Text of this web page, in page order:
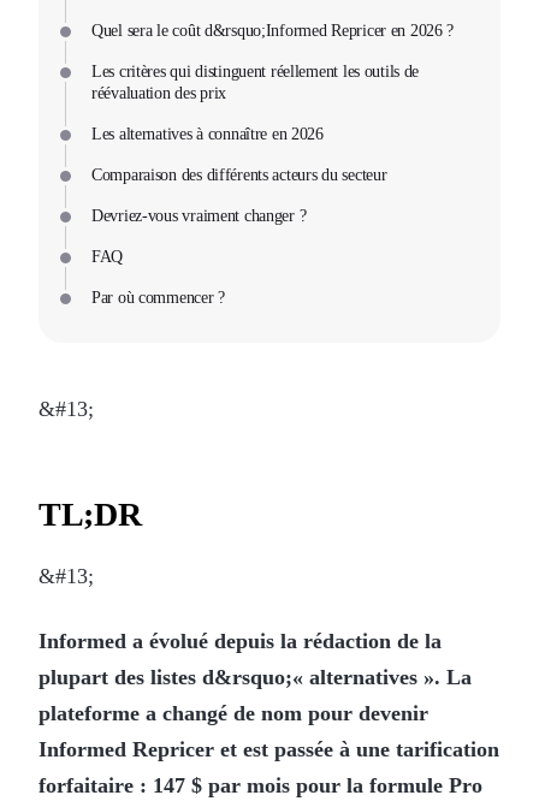
Quel sera le coût d&rsquo;Informed Repricer en 2026 ?
Les critères qui distinguent réellement les outils de
réévaluation des prix
Les alternatives à connaître en 2026
Comparaison des différents acteurs du secteur
Devriez-vous vraiment changer ?
FAQ
Par où commencer ?
&#13;
TL;DR
&#13;
Informed a évolué depuis la rédaction de la
plupart des listes d&rsquo;« alternatives ». La
plateforme a changé de nom pour devenir
Informed Repricer et est passée à une tarification
forfaitaire : 147 $ par mois pour la formule Pro